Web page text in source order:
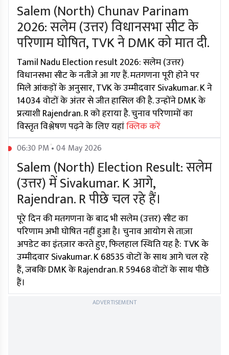
Salem (North) Chunav Parinam
2026: सलेम (उत्तर) विधानसभा सीट के
परिणाम घोषित, TVK ने DMK को मात दी.
Tamil Nadu Election result 2026: सलेम (उत्तर)
विधानसभा सीट के नतीजे आ गए हैं. मतगणना पूरी होने पर
मिले आंकड़ों के अनुसार, TVK के उम्मीदवार Sivakumar. K ने
14034 वोटों के अंतर से जीत हासिल की है. उन्होंने DMK के
प्रत्याशी Rajendran. R को हराया है. चुनाव परिणामों का
विस्तृत विश्लेषण पढ़ने के लिए यहांक्लिक करें
06:30 PM • 04 May 2026
Salem (North) Election Result: सलेम
(उत्तर) में Sivakumar. K आगे,
Rajendran. R पीछे चल रहे हैं।
पूरे दिन की मतगणना के बाद भी सलेम (उत्तर) सीट का
परिणाम अभी घोषित नहीं हुआ है। चुनाव आयोग से ताज़ा
अपडेट का इंतज़ार करते हुए, फिलहाल स्थिति यह है: TVK के
उम्मीदवार Sivakumar. K 68535 वोटों के साथ आगे चल रहे
हैं, जबकि DMK के Rajendran. R 59468 वोटों के साथ पीछे
हैं।
ADVERTISEMENT